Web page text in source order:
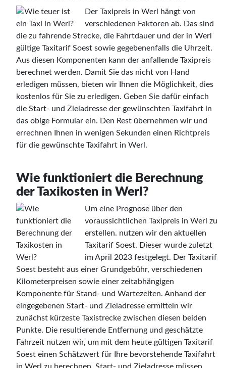
Der Taxipreis in Werl hängt von
verschiedenen Faktoren ab. Das sind
die zu fahrende Strecke, die Fahrtdauer und der in Werl
gültige Taxitarif Soest sowie gegebenenfalls die Uhrzeit.
Aus diesen Komponenten kann der anfallende Taxipreis
berechnet werden. Damit Sie das nicht von Hand
erledigen müssen, bieten wir Ihnen die Möglichkeit, dies
kostenlos für Sie zu erledigen. Geben Sie dafür einfach
die Start- und Zieladresse der gewünschten Taxifahrt in
das obige Formular ein. Den Rest übernehmen wir und
errechnen Ihnen in wenigen Sekunden einen Richtpreis
für die gewünschte Taxifahrt in Werl.
Wie funktioniert die Berechnung
der Taxikosten in Werl?
Um eine Prognose über den
voraussichtlichen Taxipreis in Werl zu
erstellen. nutzen wir den aktuellen
Taxitarif Soest. Dieser wurde zuletzt
im April 2023 festgelegt. Der Taxitarif
Soest besteht aus einer Grundgebühr, verschiedenen
Kilometerpreisen sowie einer zeitabhängigen
Komponente für Stand- und Wartezeiten. Anhand der
eingegebenen Start- und Zieladresse ermitteln wir
zunächst kürzeste Taxistrecke zwischen diesen beiden
Punkte. Die resultierende Entfernung und geschätzte
Fahrzeit nutzen wir, um mit dem heute gültigen Taxitarif
Soest einen Schätzwert für Ihre bevorstehende Taxifahrt